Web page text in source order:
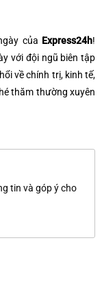
của Express24h!
với đội ngũ biên tập
về chính trị, kinh tế,
thăm thường xuyên
tin và góp ý cho